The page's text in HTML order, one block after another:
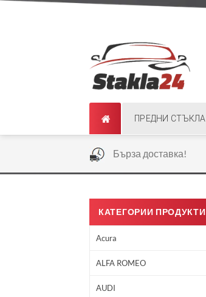
ПРЕДНИ СТЪКЛА
Бърза доставка!
КАТЕГОРИИ ПРОДУКТИ
Acura
ALFA ROMEO
AUDI